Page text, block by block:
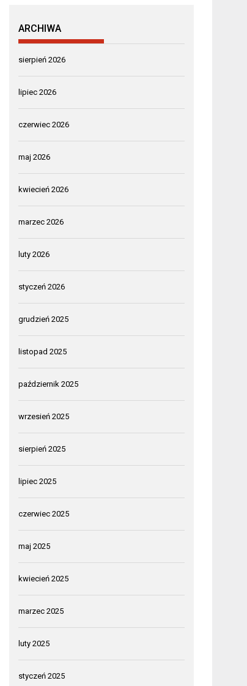
ARCHIWA
sierpień 2026
lipiec 2026
czerwiec 2026
maj 2026
kwiecień 2026
marzec 2026
luty 2026
styczeń 2026
grudzień 2025
listopad 2025
październik 2025
wrzesień 2025
sierpień 2025
lipiec 2025
czerwiec 2025
maj 2025
kwiecień 2025
marzec 2025
luty 2025
styczeń 2025